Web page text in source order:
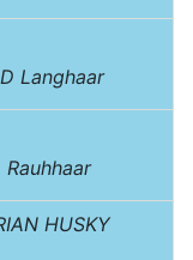
Langhaar
Rauhhaar
HUSKY